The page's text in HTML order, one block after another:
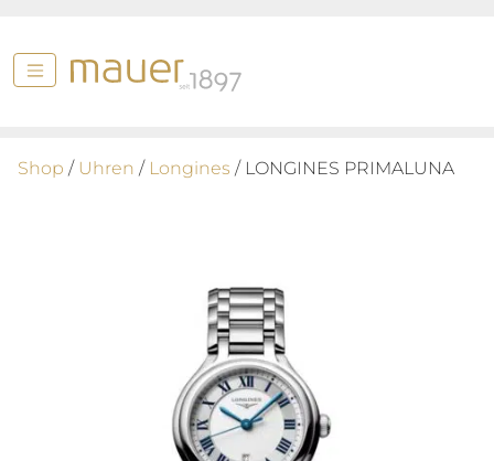
Shop / Uhren / Longines / LONGINES PRIMALUNA